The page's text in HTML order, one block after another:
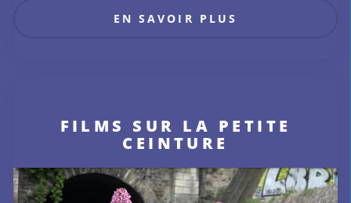
EN SAVOIR PLUS
FILMS SUR LA PETITE
CEINTURE